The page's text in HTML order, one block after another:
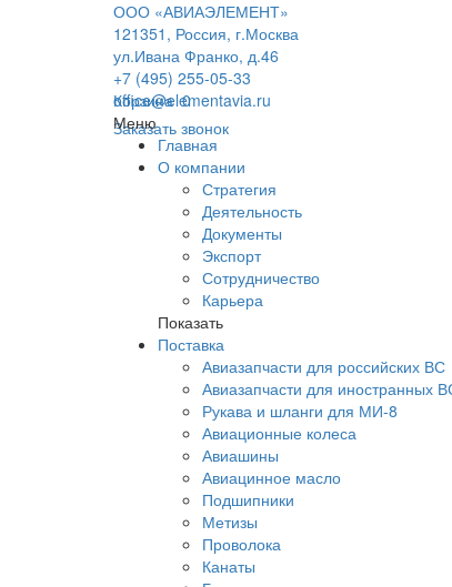
ООО «АВИАЭЛЕМЕНТ»
121351, Россия, г.Москва
ул.Ивана Франко, д.46
+7 (495) 255-05-33
office@elementavia.ru
Заказать звонок
Корзина0
Меню
Главная
О компании
Стратегия
Деятельность
Документы
Экспорт
Сотрудничество
Карьера
Показать
Поставка
Авиазапчасти для российских ВС
Авиазапчасти для иностранных
Рукава и шланги для МИ-8
Авиационные колеса
Авиашины
Авиацинное масло
Подшипники
Метизы
Проволока
Канаты